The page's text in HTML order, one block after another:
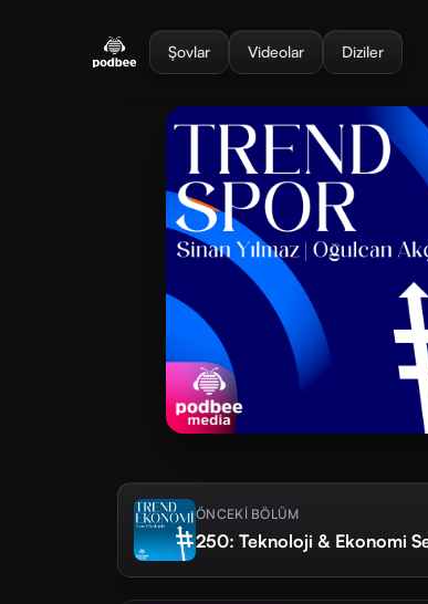
Şovlar Videolar Diziler
ÖNCEKİ BÖLÜM
250: Teknoloji & Ekonomi